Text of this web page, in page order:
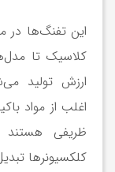
این تفنگ‌ها در
کلاسیک تا
ارزش تولید
اغلب از مواد
ظریفی هستند
کلکسیونرها